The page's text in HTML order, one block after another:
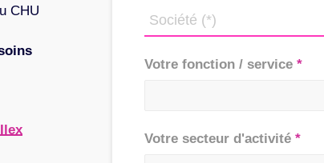
CHU
Votre fonction / service
Votre secteur d'activité